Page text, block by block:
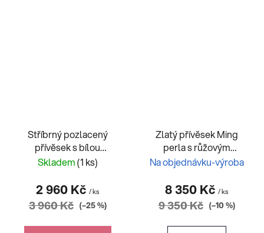
Stříbrný pozlacený
přívěsek s bílou
sladkovodní perlou
Skladem(1 ks)
2 960 Kč / ks
3 960 Kč (–25 %)
Zlatý přívěsek Ming
perla s růžovým
Safírerm
Na objednávku-výroba
8 350 Kč / ks
9 350 Kč (–10 %)